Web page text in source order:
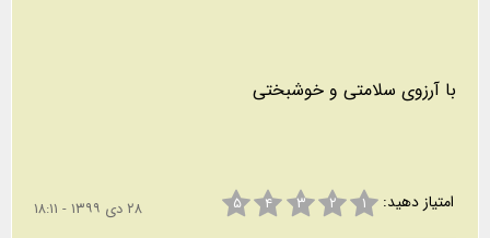
با آرزوی سلامتی و خوشبختی
امتیاز دهید: ۱ ۲ ۳ ۴ ۵ ۲۸ دی ۱۳۹۹ - ۱۸:۱۱